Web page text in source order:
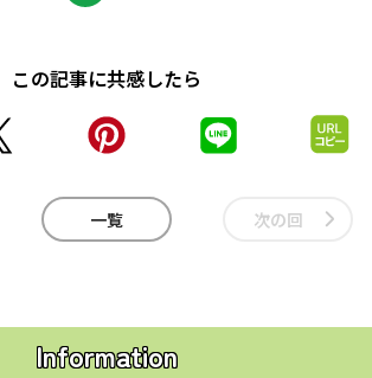
この記事に共感したら
一覧 次の回
Information